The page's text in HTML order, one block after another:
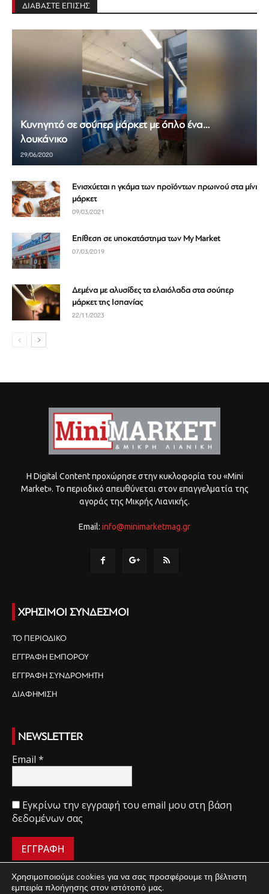
ΔΙΑΒΑΣΤΕ ΕΠΙΣΗΣ
Κυνηγητό σε σούπερ μάρκετ με όπλο ένα…
λουκάνικο
29/06/2020
Ενισχύεται η γκάμα των προϊόντων πρωινού στα μίνι
μάρκετ
09/03/2021
Επίθεση σε υποκατάστημα των My Market
07/03/2019
Δεμένα με αλυσίδες τα ελαιόλαδα στα σούπερ
μάρκετ της Ισπανίας
22/11/2023
Η Digital Content προχώρησε στην κυκλοφορία του «Mini
Market». Το περιοδικό απευθύνεται στον επαγγελματία της
αγοράς της Μικρής Λιανικής.
Email: info@minimarketmag.gr
ΧΡΗΣΙΜΟΙ ΣΥΝΔΕΣΜΟΙ
ΤΟ ΠΕΡΙΟΔΙΚΟ
ΕΓΓΡΑΦΗ ΕΜΠΟΡΟΥ
ΕΓΓΡΑΦΗ ΣΥΝΔΡΟΜΗΤΗ
ΔΙΑΦΗΜΙΣΗ
NEWSLETTER
Email *
Εγκρίνω την εγγραφή του email μου στη βάση
δεδομένων σας
Χρησιμοποιούμε cookies για να σας προσφέρουμε τη βέλτιστη
εμπειρία πλοήγησης στον ιστότοπό μας.